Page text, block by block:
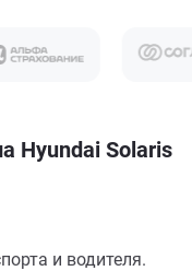
Hyundai Solaris
и водителя.